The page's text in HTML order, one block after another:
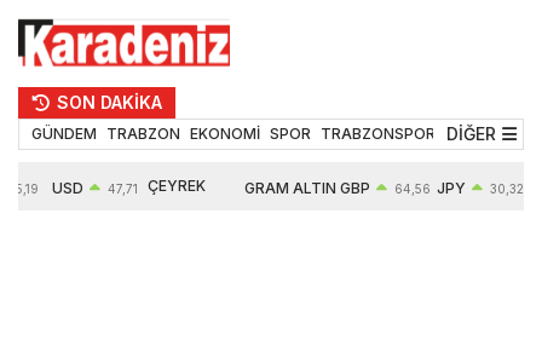
SON DAKİKA
GÜNDEM TRABZON EKONOMİ SPOR TRABZONSPOR TEKNOLOJİ
DİĞER
55,19 USD 47,71 ÇEYREK GRAM ALTIN GBP 64,56 JPY 30,32